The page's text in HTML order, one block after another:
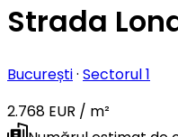
Strada
București· Sectorul 1
2.768 EUR / m²